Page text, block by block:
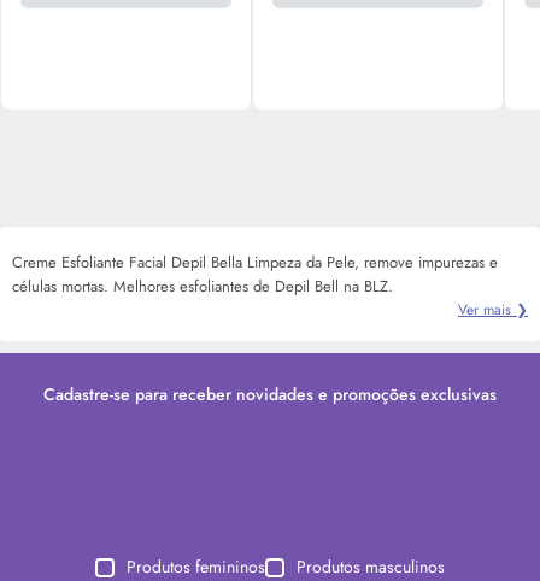
Creme Esfoliante Facial Depil Bella Limpeza da Pele, remove impurezas e
células mortas. Melhores esfoliantes de Depil Bell na BLZ.
Ver mais ❯
Cadastre-se para receber novidades e promoções exclusivas
Produtos femininos Produtos masculinos